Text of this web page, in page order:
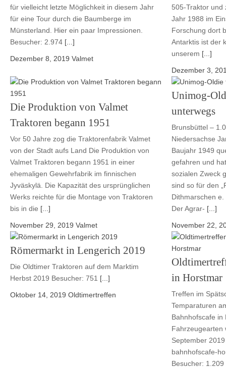
für vielleicht letzte Möglichkeit in diesem Jahr
für eine Tour durch die Baumberge im
Münsterland. Hier ein paar Impressionen.
Besucher: 2.974 [...]
Dezember 8, 2019 Valmet
505-Traktor und
Jahr 1988 im
Forschung dort
Antarktis ist der
unserem [...]
Dezember 3,
Die Produktion von Valmet
Traktoren begann 1951
Vor 50 Jahre zog die Traktorenfabrik Valmet
von der Stadt aufs Land Die Produktion von
Valmet Traktoren begann 1951 in einer
ehemaligen Gewehrfabrik im finnischen
Jyväskylä. Die Kapazität des ursprünglichen
Werks reichte für die Montage von Traktoren
bis in die [...]
November 29, 2019 Valmet
Unimog-
unterwegs
Brunsbüttel –
Niedersachse
Baujahr 1949
gefahren und
sozialen Zweck
sind so für den
Dithmarschen e.
Der Agrar- [...]
November 22,
Römermarkt in Lengerich 2019
Die Oldtimer Traktoren auf dem Marktim
Herbst 2019 Besucher: 751 [...]
Oktober 14, 2019 Oldtimertreffen
in Horstmar
Treffen im
Temparaturen
Bahnhofscafe in
Fahrzeugearten
September
bahnhofscafe-
Besucher: 1.209